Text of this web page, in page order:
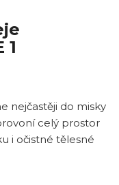
1
nejčastěji do misky
celý prostor
i očistné tělesné